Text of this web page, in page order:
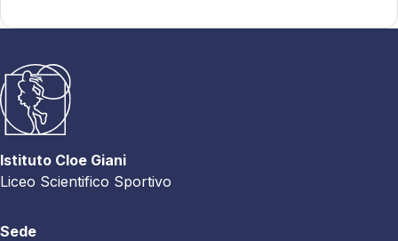
Istituto Cloe Giani
Liceo Scientifico Sportivo
Sede